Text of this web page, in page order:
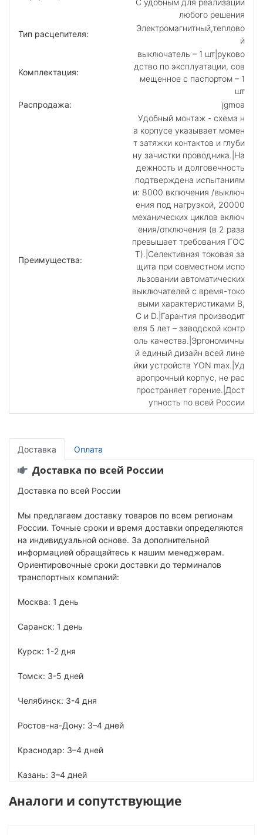
С удобным для реализации
любого решения
Тип расцепителя:
Электромагнитный,теплово
й
Комплектация:
выключатель – 1 шт|руково
дство по эксплуатации, сов
мещенное с паспортом – 1
шт
Распродажа:
jgmoa
Преимущества:
Удобный монтаж - схема н
а корпусе указывает момен
т затяжки контактов и глуби
ну зачистки проводника.|На
дежность и долговечность
подтверждена испытаниям
и: 8000 включения /выключ
ения под нагрузкой, 20000
механических циклов включ
ения/отключения (в 2 раза
превышает требования ГОС
Т).|Селективная токовая за
щита при совместном испо
льзовании автоматических
выключателей с время-токо
выми характеристиками В,
С и D.|Гарантия производит
еля 5 лет – заводской контр
оль качества.|Эргономичны
й единый дизайн всей лине
йки устройств YON max.|Уд
аропрочный корпус, не рас
пространяет горение.|Дост
упность по всей России
Доставка Оплата
Доставка по всей России
Доставка по всей России
Мы предлагаем доставку товаров по всем регионам
России. Точные сроки и время доставки определяются
на индивидуальной основе. За дополнительной
информацией обращайтесь к нашим менеджерам.
Ориентировочные сроки доставки до терминалов
транспортных компаний:
Москва: 1 день
Саранск: 1 день
Курск: 1-2 дня
Томск: 3-5 дней
Челябинск: 3-4 дня
Ростов-на-Дону: 3–4 дней
Краснодар: 3–4 дней
Казань: 3–4 дней
Аналоги и сопутствующие